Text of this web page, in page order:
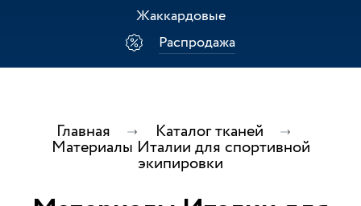
Жаккардовые
Распродажа
Главная Каталог тканей
Материалы Италии для спортивной
экипировки